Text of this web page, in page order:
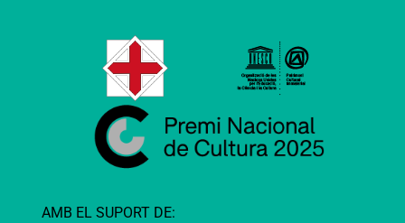
AMB EL SUPORT DE: